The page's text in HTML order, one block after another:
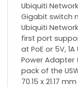
Ubiquiti
Gigabit switch
Ubiquiti
first port
at PoE or 5V,
Power Adapter
pack of the
70.15 x 21.17 mm